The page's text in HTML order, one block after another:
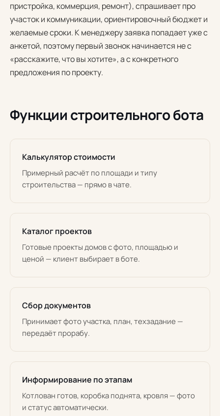
пристройка, коммерция, ремонт), спрашивает про
участок и коммуникации, ориентировочный бюджет и
желаемые сроки. К менеджеру заявка попадает уже с
анкетой, поэтому первый звонок начинается не с
«расскажите, что вы хотите», а с конкретного
предложения по проекту.
Функции строительного бота
Калькулятор стоимости
Примерный расчёт по площади и типу
строительства — прямо в чате.
Каталог проектов
Готовые проекты домов с фото, площадью и
ценой — клиент выбирает в боте.
Сбор документов
Принимает фото участка, план, техзадание —
передаёт прорабу.
Информирование по этапам
Котлован готов, коробка поднята, кровля — фото
и статус автоматически.